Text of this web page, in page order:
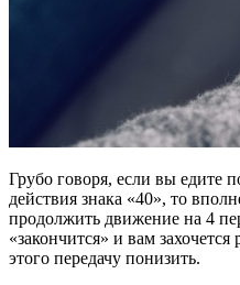
Грубо говоря, если вы едите
действия знака «40», то
продолжить движение на 4
«закончится» и вам захочется
этого передачу понизить.